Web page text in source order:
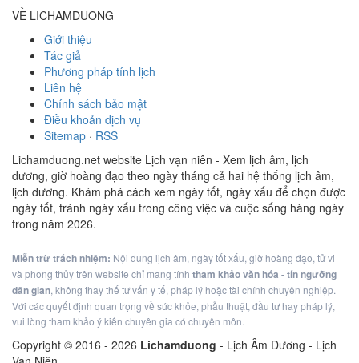
VỀ LICHAMDUONG
Giới thiệu
Tác giả
Phương pháp tính lịch
Liên hệ
Chính sách bảo mật
Điều khoản dịch vụ
Sitemap · RSS
Lichamduong.net website Lịch vạn niên - Xem lịch âm, lịch
dương, giờ hoàng đạo theo ngày tháng cả hai hệ thống lịch âm,
lịch dương. Khám phá cách xem ngày tốt, ngày xấu để chọn được
ngày tốt, tránh ngày xấu trong công việc và cuộc sống hàng ngày
trong năm 2026.
Miễn trừ trách nhiệm: Nội dung lịch âm, ngày tốt xấu, giờ hoàng đạo, tử vi
và phong thủy trên website chỉ mang tính tham khảo văn hóa - tín ngưỡng
dân gian, không thay thế tư vấn y tế, pháp lý hoặc tài chính chuyên nghiệp.
Với các quyết định quan trọng về sức khỏe, phẫu thuật, đầu tư hay pháp lý,
vui lòng tham khảo ý kiến chuyên gia có chuyên môn.
Copyright © 2016 - 2026 Lichamduong - Lịch Âm Dương - Lịch